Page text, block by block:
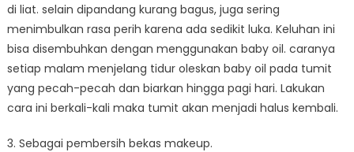
di liat. selain dipandang kurang bagus, juga sering
menimbulkan rasa perih karena ada sedikit luka. Keluhan ini
bisa disembuhkan dengan menggunakan baby oil. caranya
setiap malam menjelang tidur oleskan baby oil pada tumit
yang pecah-pecah dan biarkan hingga pagi hari. Lakukan
cara ini berkali-kali maka tumit akan menjadi halus kembali.
3. Sebagai pembersih bekas makeup.